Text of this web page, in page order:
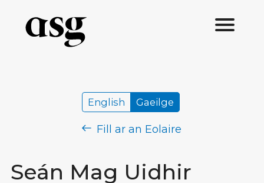
Seán Mag Uidhir
English Gaeilge
Fill ar an Eolaire